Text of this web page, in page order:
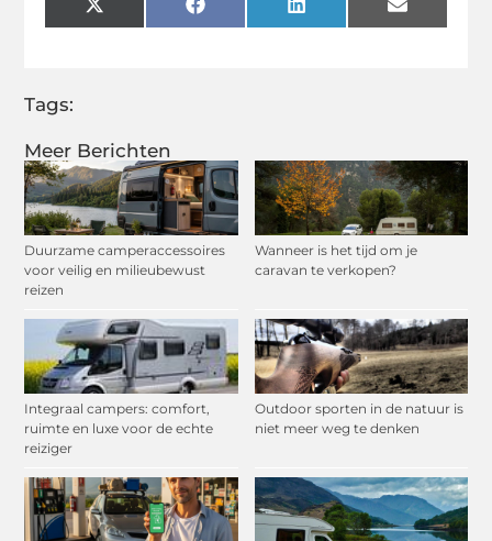
Meer Berichten
Duurzame camperaccessoires
voor veilig en milieubewust
reizen
Wanneer is het tijd om je
caravan te verkopen?
Integraal campers: comfort,
ruimte en luxe voor de echte
reiziger
Outdoor sporten in de natuur is
niet meer weg te denken
X
(Twitter)
Facebook LinkedIn Email
Tags: